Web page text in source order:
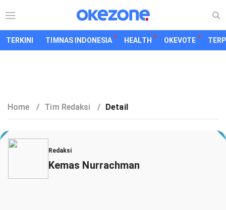
TERKINI TIMNAS INDONESIA HEALTH OKEVOTE
Home / Tim Redaksi / Detail
Redaksi
Kemas Nurrachman